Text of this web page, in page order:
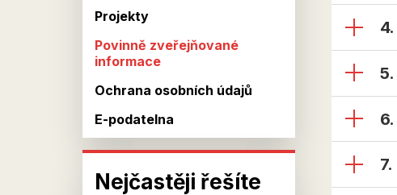
Projekty
Povinně zveřejňované
informace
Ochrana osobních údajů
E-podatelna
Nejčastěji řešíte